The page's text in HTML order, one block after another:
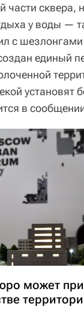
сквера,
у воды —
с
единый
установят
в
может